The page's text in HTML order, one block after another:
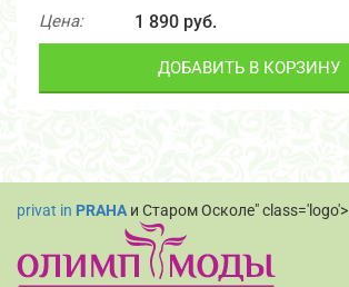
Цена: 1 890 руб.
ДОБАВИТЬ В КОРЗИНУ
privat in PRAHA и Старом Осколе" class='logo'>